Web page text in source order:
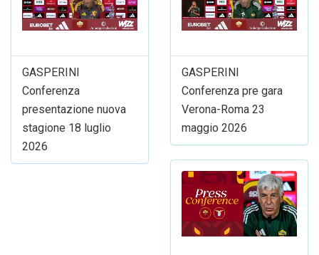
GASPERINI
Conferenza
presentazione nuova
stagione 18 luglio
2026
GASPERINI
Conferenza pre gara
Verona-Roma 23
maggio 2026